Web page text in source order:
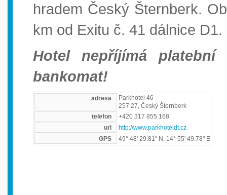
hradem Český Šternberk.
km od Exitu č. 41 dálnice D1.
Hotel nepříjímá
bankomat!
adresa
Parkhotel 46
257 27, Český Šternberk
telefon
+420 317 855 168
url
http://www.parkhoteldt.cz
GPS
49° 48' 29.81" N, 14° 55' 49.78" E